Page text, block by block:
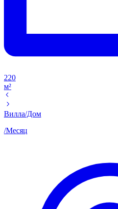
220
м²
Вилла/Дом
/Месяц